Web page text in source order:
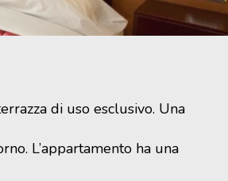
di uso esclusivo. Una
L’appartamento ha una